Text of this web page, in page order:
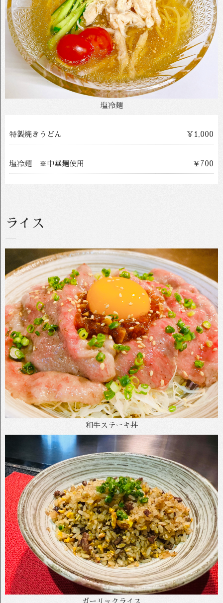
塩冷麺
特製焼きうどん ￥1,000
塩冷麺 ※中華麺使用 ￥700
ライス
和牛ステーキ丼
ガーリックライス